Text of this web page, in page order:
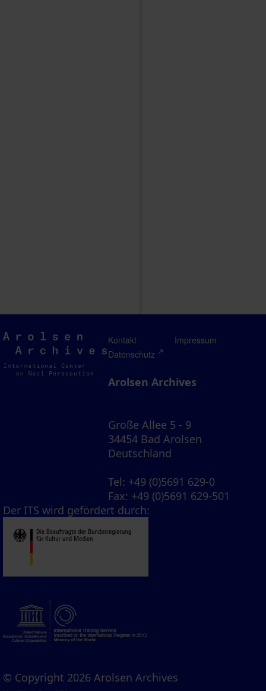
Arolsen
Archives
Kontakt
Impressum
Datenschutz
Arolsen Archives
Große Allee 5 - 9
34454 Bad Arolsen
Deutschland
Tel: +49 (0)5691 629-0
Fax: +49 (0)5691 629-501
Der ITS wird gefördert durch:
© Copyright 2026 Arolsen Archives